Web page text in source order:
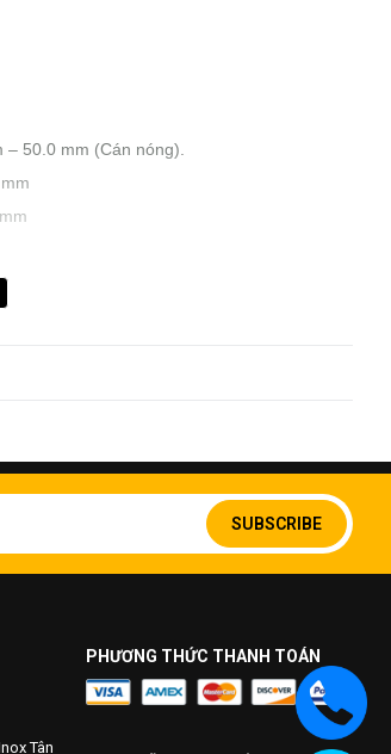
50.0 mm (Cán nóng).
SUBSCRIBE
Tân
PHƯƠNG THỨC THANH TOÁN